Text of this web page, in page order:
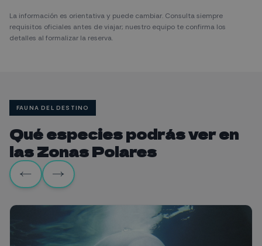
La información es orientativa y puede cambiar. Consulta siempre
requisitos oficiales antes de viajar; nuestro equipo te confirma los
detalles al formalizar la reserva.
FAUNA DEL DESTINO
Qué especies podrás ver en
las Zonas Polares